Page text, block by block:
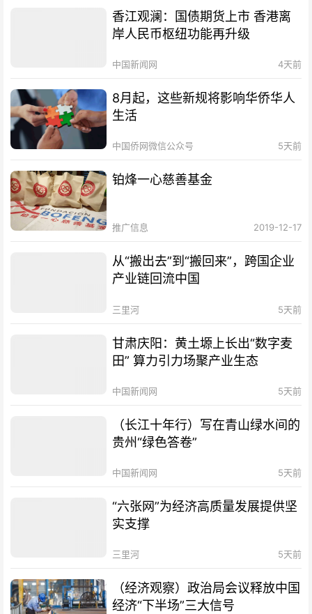
香江观澜：国债期货上市 香港离
岸人民币枢纽功能再升级
中国新闻网 4天前
8月起，这些新规将影响华侨华人
生活
中国侨网微信公众号 5天前
铂烽一心慈善基金
推广信息 2019-12-17
从“搬出去”到“搬回来”，跨国企业
产业链回流中国
三里河 5天前
甘肃庆阳：黄土塬上长出“数字麦
田” 算力引力场聚产业生态
中国新闻网 5天前
（长江十年行）写在青山绿水间的
贵州“绿色答卷”
中国新闻网 5天前
“六张网”为经济高质量发展提供坚
实支撑
三里河 5天前
（经济观察）政治局会议释放中国
经济“下半场”三大信号